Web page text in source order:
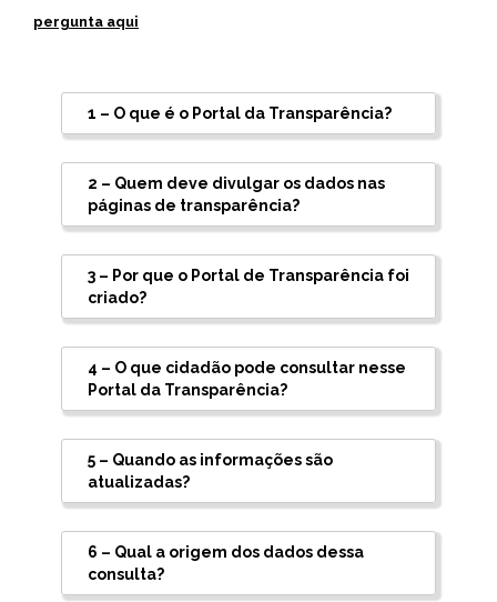
pergunta aqui
1 – O que é o Portal da Transparência?
2 – Quem deve divulgar os dados nas
páginas de transparência?
3 – Por que o Portal de Transparência foi
criado?
4 – O que cidadão pode consultar nesse
Portal da Transparência?
5 – Quando as informações são
atualizadas?
6 – Qual a origem dos dados dessa
consulta?